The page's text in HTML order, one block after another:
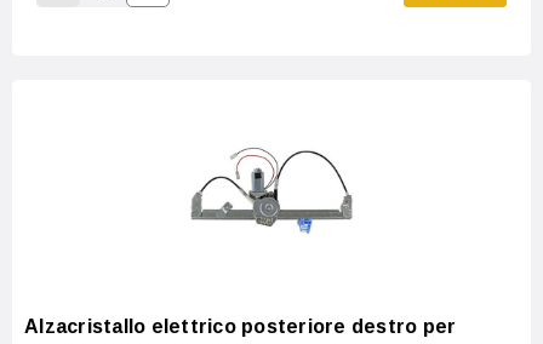
Decrease Quantity:
Increase Quantity:
Alzacristallo elettrico posteriore destro per